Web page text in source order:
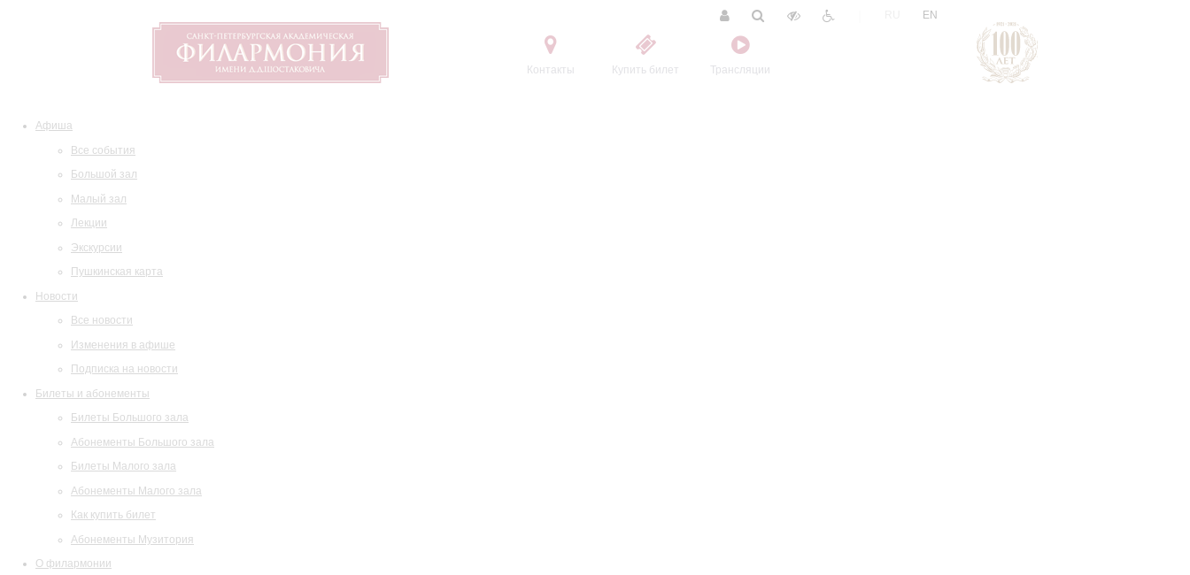
Контакты Купить билет Трансляции
EN
Афиша
Все события
Большой зал
Малый зал
Лекции
Экскурсии
Пушкинская карта
Новости
Все новости
Изменения в афише
Подписка на новости
Билеты и абонементы
Билеты Большого зала
Абонементы Большого зала
Билеты Малого зала
Абонементы Малого зала
Как купить билет
Абонементы Музитория
О филармонии